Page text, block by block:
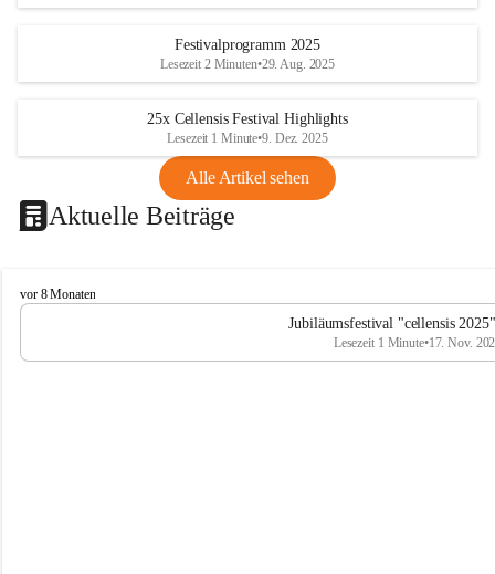
Festivalprogramm 2025
Lesezeit 2 Minuten•29. Aug. 2025
25x Cellensis Festival Highlights
Lesezeit 1 Minute•9. Dez. 2025
Alle Artikel sehen
Aktuelle Beiträge
C
e
l
vor 8 Monaten
Jubiläumsfestival "cellensis
Lesezeit 1 Minute•17. Nov.